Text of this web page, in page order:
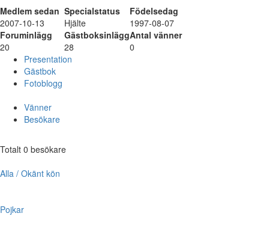
Medlem sedan Specialstatus
Födelsedag
2007-10-13
Hjälte
1997-08-07
Foruminlägg
GästboksinläggAntal vänner
20
28
0
Presentation
Gästbok
Fotoblogg
Vänner
Besökare
Totalt 0 besökare
Alla / Okänt kön
Pojkar